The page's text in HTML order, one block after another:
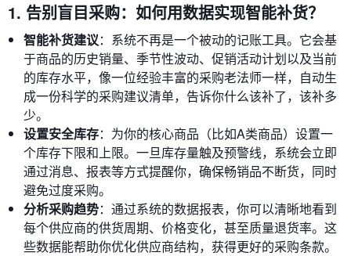
1. 告别盲目采购：如何用数据实现智能补货？
智能补货建议：系统不再是一个被动的记账工具。它会基
于商品的历史销量、季节性波动、促销活动计划以及当前
的库存水平，像一位经验丰富的采购老法师一样，自动生
成一份科学的采购建议清单，告诉你什么该补了，该补多
少。
设置安全库存：为你的核心商品（比如A类商品）设置一
个库存下限和上限。一旦库存量触及预警线，系统会立即
通过消息、报表等方式提醒你，确保畅销品不断货，同时
避免过度采购。
分析采购趋势：通过系统的数据报表，你可以清晰地看到
每个供应商的供货周期、价格变化，甚至质量退货率。这
些数据能帮助你优化供应商结构，获得更好的采购条款。